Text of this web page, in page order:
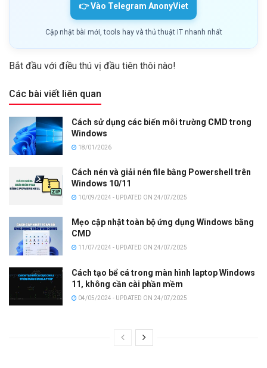
👉 Vào Telegram AnonyViet
Cập nhật bài mới, tools hay và thủ thuật IT nhanh nhất
Bắt đầu với điều thú vị đầu tiên thôi nào!
Các bài viết liên quan
Cách sử dụng các biến môi trường CMD trong
Windows
18/01/2026
Cách nén và giải nén file bằng Powershell trên
Windows 10/11
10/09/2024 - UPDATED ON 24/07/2025
Mẹo cập nhật toàn bộ ứng dụng Windows bằng
CMD
11/07/2024 - UPDATED ON 24/07/2025
Cách tạo bể cá trong màn hình laptop Windows
11, không cần cài phần mềm
04/05/2024 - UPDATED ON 24/07/2025